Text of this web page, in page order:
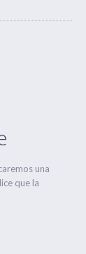
una
que la